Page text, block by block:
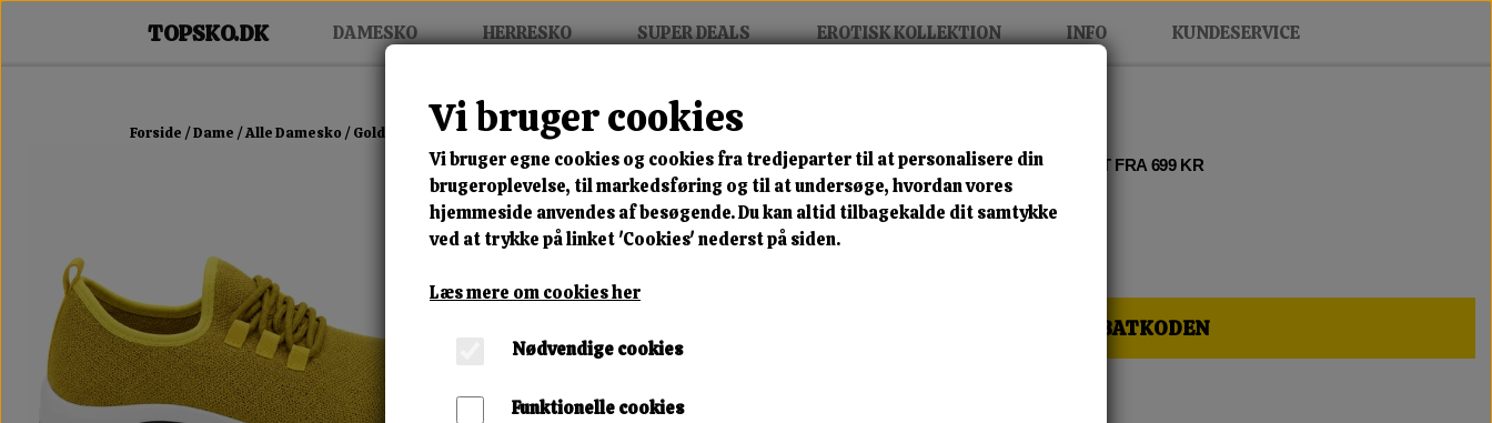
DAMESKO HERRESKO SUPER DEALS EROTISK KOLLEKTION INFO KUNDESERVICE
Forside Dame Alle Damesko
Golden Flex Sneaker
MIX FRIT • KØB 3 BETAL FOR 2 • FRI FRAGT FRA 699 KR
Golden Flex Sneaker
🎁 SPAR 10 % – KLIK HER OG FÅ RABATKODEN
Vi bruger cookies
Vi bruger egne cookies og cookies fra tredjeparter til at personalisere din
brugeroplevelse, til markedsføring og til at undersøge, hvordan vores
hjemmeside anvendes af besøgende. Du kan altid tilbagekalde dit samtykke
ved at trykke på linket 'Cookies' nederst på siden.
Læs mere om cookies her
Nødvendige cookies
Funktionelle cookies